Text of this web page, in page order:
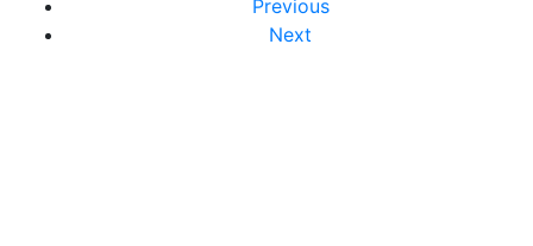
Previous
Next